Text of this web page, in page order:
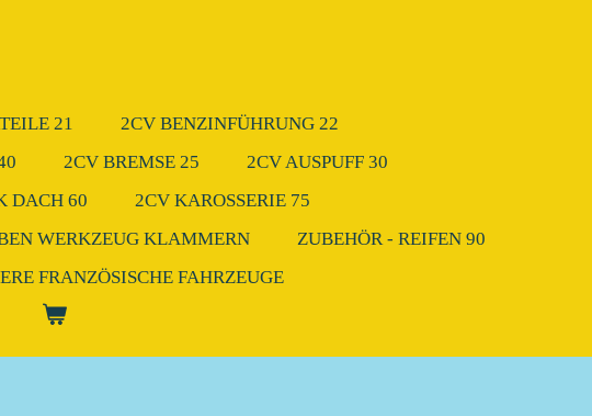
21
2CV BENZINFÜHRUNG 22
2CV BREMSE 25
2CV AUSPUFF 30
DACH 60
2CV KAROSSERIE 75
WERKZEUG KLAMMERN
ZUBEHÖR - REIFEN 90
FRANZÖSISCHE FAHRZEUGE